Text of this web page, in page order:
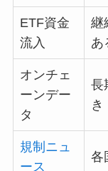
ETF資金
流入
継
あ
オンチェ
ーンデー
タ
長
き
規制ニュ
ース
各